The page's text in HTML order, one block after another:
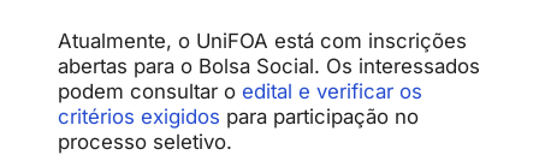
Atualmente, o UniFOA está com inscrições
abertas para o Bolsa Social. Os interessados
podem consultar o edital e verificar os
critérios exigidos para participação no
processo seletivo.